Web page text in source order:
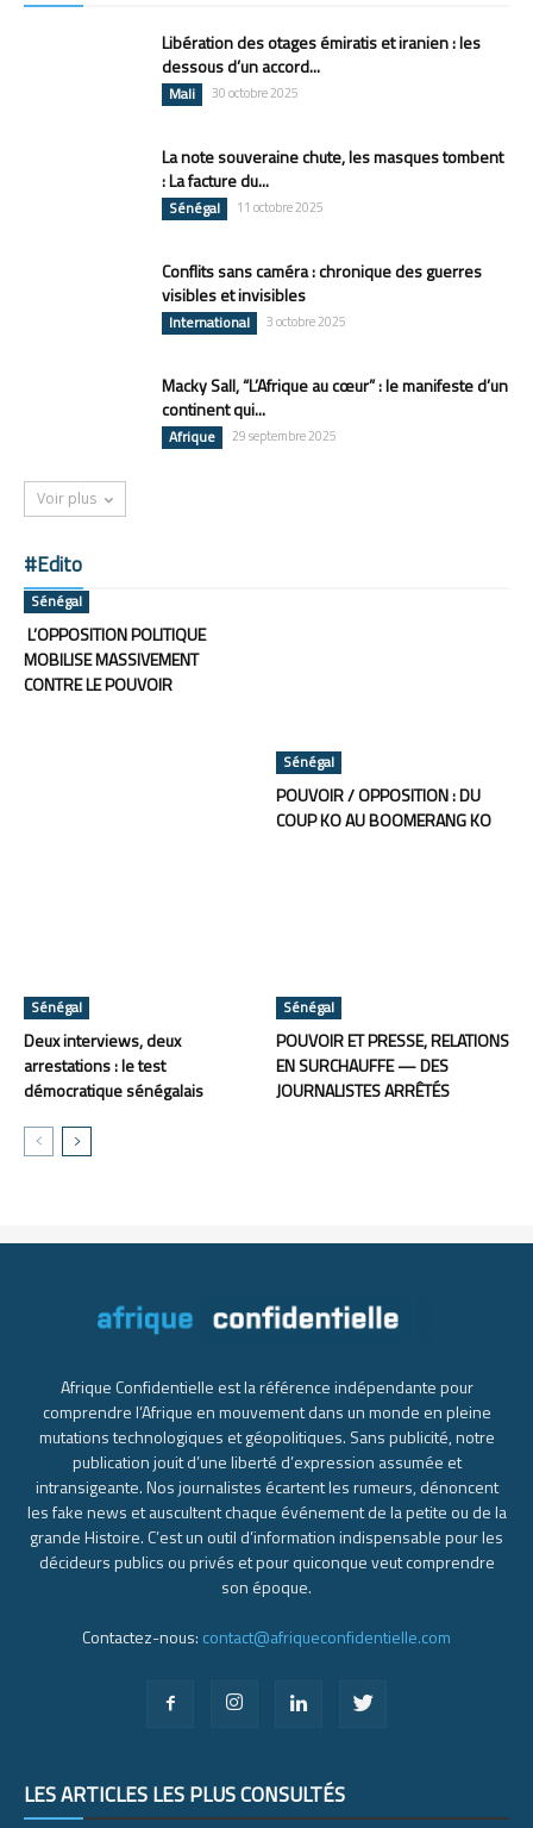
Libération des otages émiratis et iranien : les
dessous d’un accord...
Mali 30 octobre 2025
La note souveraine chute, les masques tombent
: La facture du...
Sénégal 11 octobre 2025
Conflits sans caméra : chronique des guerres
visibles et invisibles
International 3 octobre 2025
Macky Sall, “L’Afrique au cœur” : le manifeste d’un
continent qui...
Afrique 29 septembre 2025
Voir plus
#Edito
Sénégal
L’OPPOSITION POLITIQUE
MOBILISE MASSIVEMENT
CONTRE LE POUVOIR
Sénégal
POUVOIR / OPPOSITION : DU
COUP KO AU BOOMERANG KO
Sénégal
Deux interviews, deux
arrestations : le test
démocratique sénégalais
Sénégal
POUVOIR ET PRESSE, RELATIONS
EN SURCHAUFFE — DES
JOURNALISTES ARRÊTÉS
Afrique Confidentielle est la référence indépendante pour
comprendre l’Afrique en mouvement dans un monde en pleine
mutations technologiques et géopolitiques. Sans publicité, notre
publication jouit d’une liberté d’expression assumée et
intransigeante. Nos journalistes écartent les rumeurs, dénoncent
les fake news et auscultent chaque événement de la petite ou de la
grande Histoire. C’est un outil d’information indispensable pour les
décideurs publics ou privés et pour quiconque veut comprendre
son époque.
Contactez-nous: contact@afriqueconfidentielle.com
LES ARTICLES LES PLUS CONSULTÉS